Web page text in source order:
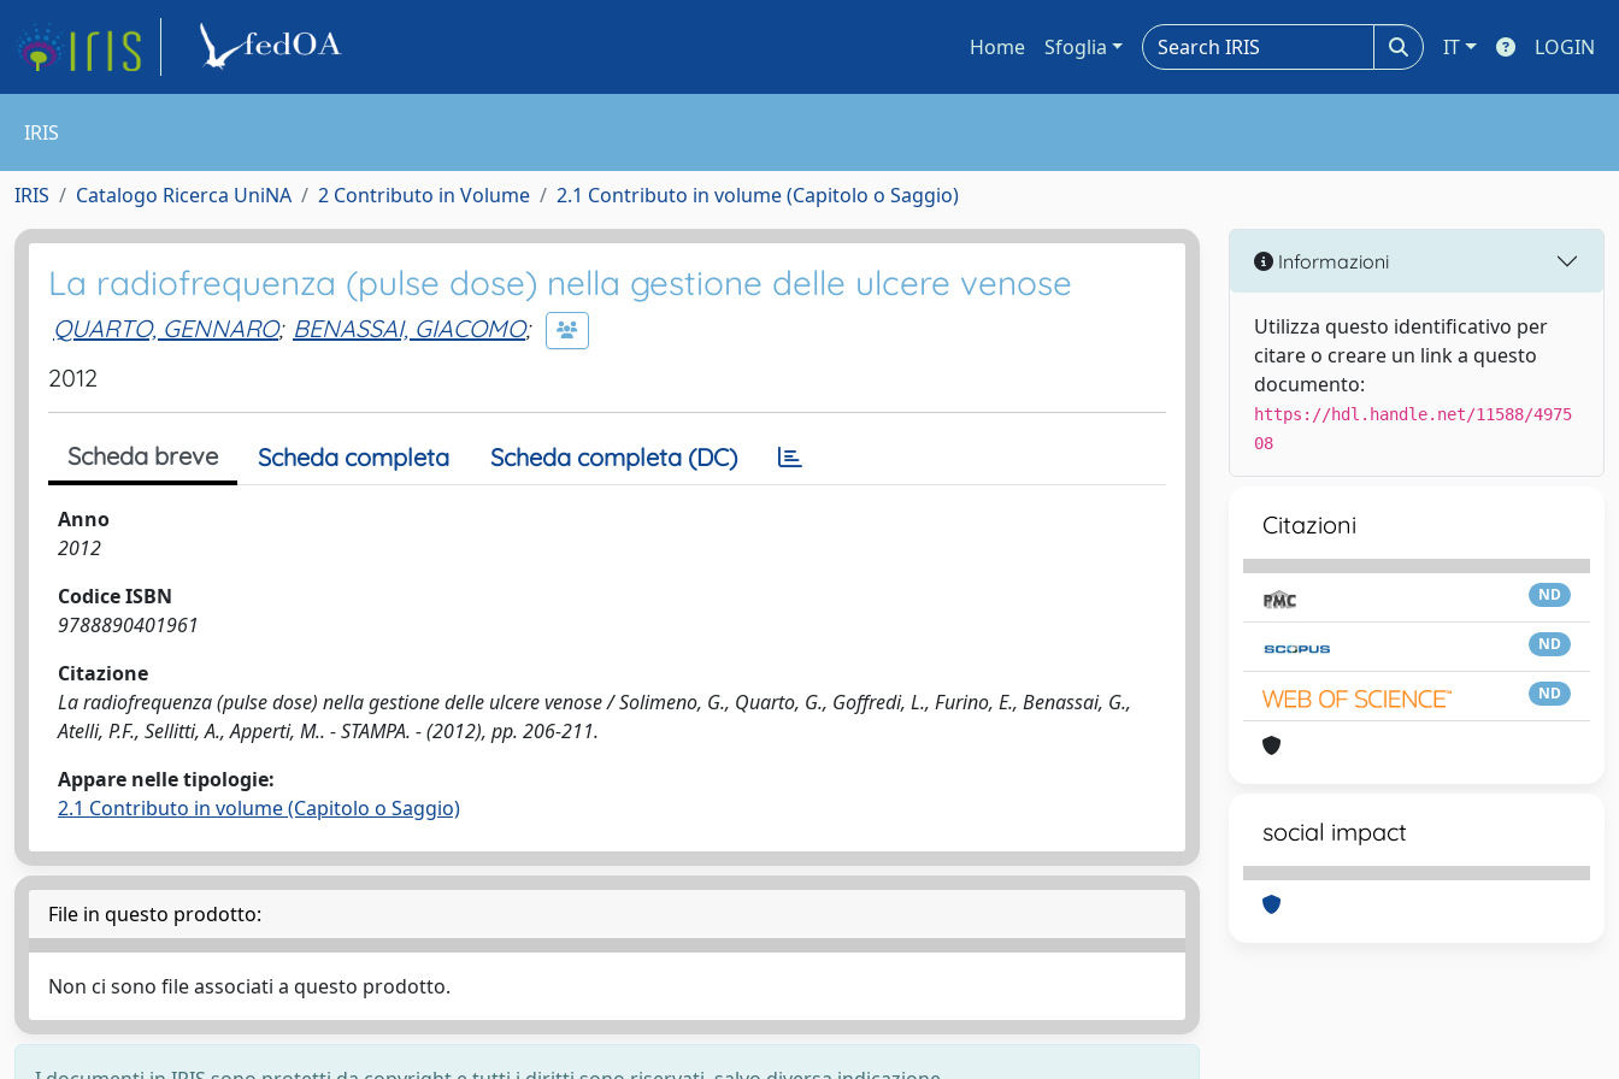
Home Sfoglia IT LOGIN
IRIS
IRIS Catalogo Ricerca UniNA 2 Contributo in Volume 2.1 Contributo in volume (Capitolo o Saggio)
La radiofrequenza (pulse dose) nella gestione delle ulcere venose
QUARTO, GENNARO; BENASSAI, GIACOMO;
2012
Scheda breve Scheda completa Scheda completa (DC)
Anno
2012
Codice ISBN
9788890401961
Citazione
La radiofrequenza (pulse dose) nella gestione delle ulcere venose / Solimeno, G., Quarto, G., Goffredi, L., Furino, E., Benassai, G.,
Atelli, P.F., Sellitti, A., Apperti, M.. - STAMPA. - (2012), pp. 206-211.
Appare nelle tipologie:
2.1 Contributo in volume (Capitolo o Saggio)
File in questo prodotto:
Non ci sono file associati a questo prodotto.
Informazioni
Utilizza questo identificativo per
citare o creare un link a questo
documento:
https://hdl.handle.net/11588/4975
08
Citazioni
ND
ND
ND
social impact